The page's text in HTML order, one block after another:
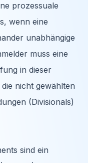
prozessuale
wenn eine
unabhängige
muss eine
in dieser
nicht gewählten
(Divisionals)
sind ein